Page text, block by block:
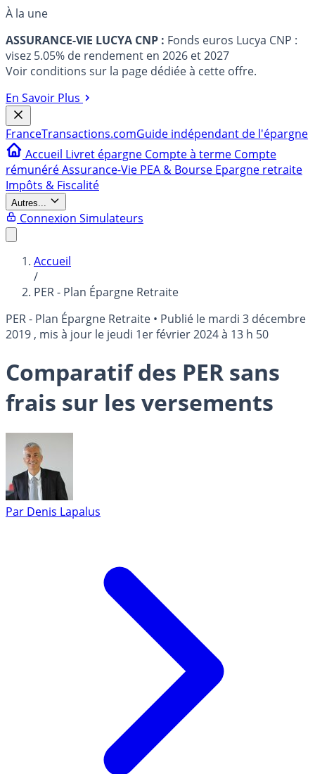
À la une
ASSURANCE-VIE LUCYA CNP : Fonds euros Lucya CNP :
visez 5.05% de rendement en 2026 et 2027
Voir conditions sur la page dédiée à cette offre.
En Savoir Plus
FranceTransactions.comGuide indépendant de l'épargne
Accueil Livret épargne Compte à terme Compte
rémunéréAssurance-Vie PEA & Bourse Epargne retraite
Impôts & Fiscalité
Autres...
Connexion Simulateurs
Accueil
/
PER - Plan Épargne Retraite
PER - Plan Épargne Retraite • Publié le mardi 3 décembre
2019 , mis à jour le jeudi 1er février 2024 à 13 h 50
Comparatif des PER sans
frais sur les versements
Par Denis Lapalus